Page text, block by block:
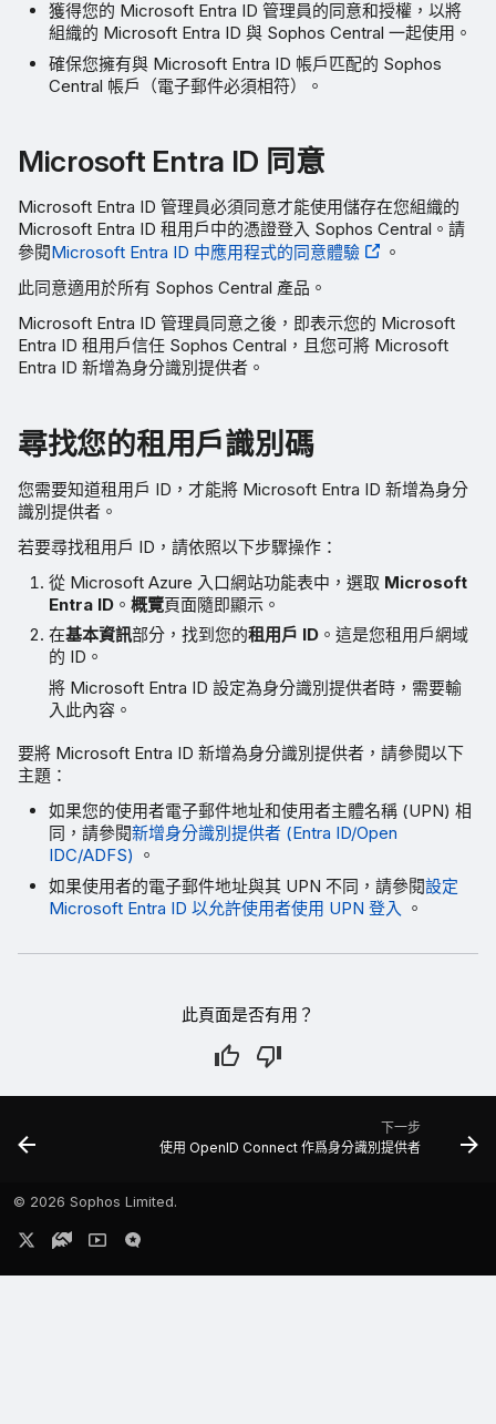
獲得您的 Microsoft Entra ID 管理員的同意和授權，以將
組織的 Microsoft Entra ID 與 Sophos Central 一起使用。
確保您擁有與 Microsoft Entra ID 帳戶匹配的 Sophos
Central 帳戶（電子郵件必須相符）。
Microsoft Entra ID 同意
Microsoft Entra ID 管理員必須同意才能使用儲存在您組織的
Microsoft Entra ID 租用戶中的憑證登入 Sophos Central。請
參閱Microsoft Entra ID 中應用程式的同意體驗
。
此同意適用於所有 Sophos Central 產品。
Microsoft Entra ID 管理員同意之後，即表示您的 Microsoft
Entra ID 租用戶信任 Sophos Central，且您可將 Microsoft
Entra ID 新增為身分識別提供者。
尋找您的租用戶識別碼
您需要知道租用戶 ID，才能將 Microsoft Entra ID 新增為身分
識別提供者。
若要尋找租用戶 ID，請依照以下步驟操作：
從 Microsoft Azure 入口網站功能表中，選取 Microsoft
Entra ID 。概覽頁面隨即顯示。
在基本資訊部分，找到您的租用戶 ID 。這是您租用戶網域
的 ID。
將 Microsoft Entra ID 設定為身分識別提供者時，需要輸
入此內容。
要將 Microsoft Entra ID 新增為身分識別提供者，請參閱以下
主題：
如果您的使用者電子郵件地址和使用者主體名稱 (UPN) 相
同，請參閱新增身分識別提供者 (Entra ID/Open
IDC/ADFS) 。
如果使用者的電子郵件地址與其 UPN 不同，請參閱設定
Microsoft Entra ID 以允許使用者使用 UPN 登入 。
此頁面是否有用？
下一步
使用 OpenID Connect 作爲身分識別提供者
© 2026 Sophos Limited.